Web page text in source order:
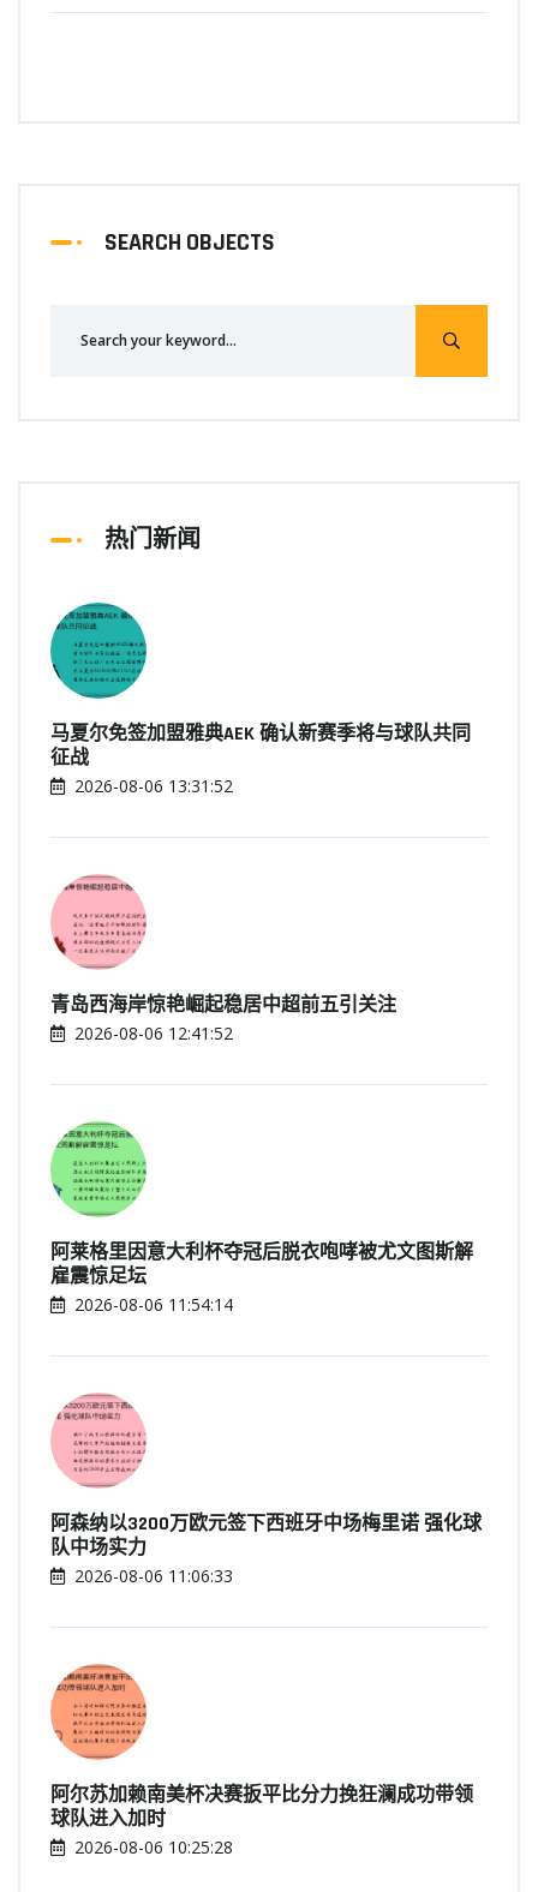
SEARCH OBJECTS
热门新闻
马夏尔免签加盟雅典AEK 确认新赛季将与球队共同
征战
2026-08-06 13:31:52
青岛西海岸惊艳崛起稳居中超前五引关注
2026-08-06 12:41:52
阿莱格里因意大利杯夺冠后脱衣咆哮被尤文图斯解
雇震惊足坛
2026-08-06 11:54:14
阿森纳以3200万欧元签下西班牙中场梅里诺 强化球
队中场实力
2026-08-06 11:06:33
阿尔苏加赖南美杯决赛扳平比分力挽狂澜成功带领
球队进入加时
2026-08-06 10:25:28